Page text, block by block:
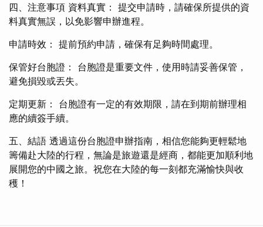
四、注意事項 資料真實： 提交申請時，請確保所提供的資
料真實無誤，以免影響申辦進程。
申請時效： 提前預約申請，確保有足夠時間處理。
保管好台胞證： 台胞證是重要文件，使用時請妥善保管，
避免損毀或丟失。
定期更新： 台胞證有一定的有效期限，請在到期前辦理相
應的續簽手續。
五、結語 透過這份台胞證申辦指南，相信您能夠更輕鬆地
籌備赴大陸的行程，無論是旅遊還是經商，都能更加順利地
展開您的中國之旅。祝您在大陸的每一刻都充滿愉快與收
穫！